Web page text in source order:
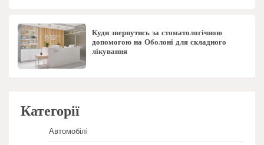
Куди звернутись за стоматологічною
допомогою на Оболоні для складного
лікування
Категорії
Автомобілі